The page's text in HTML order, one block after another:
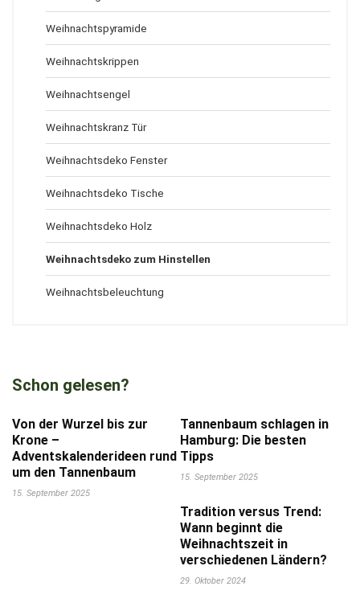
Weihnachtspyramide
Weihnachtskrippen
Weihnachtsengel
Weihnachtskranz Tür
Weihnachtsdeko Fenster
Weihnachtsdeko Tische
Weihnachtsdeko Holz
Weihnachtsdeko zum Hinstellen
Weihnachtsbeleuchtung
Schon gelesen?
Von der Wurzel bis zur
Krone –
Adventskalenderideen rund
um den Tannenbaum
15. September 2025
Tannenbaum schlagen in
Hamburg: Die besten
Tipps
15. September 2025
Tradition versus Trend:
Wann beginnt die
Weihnachtszeit in
verschiedenen Ländern?
29. Oktober 2024